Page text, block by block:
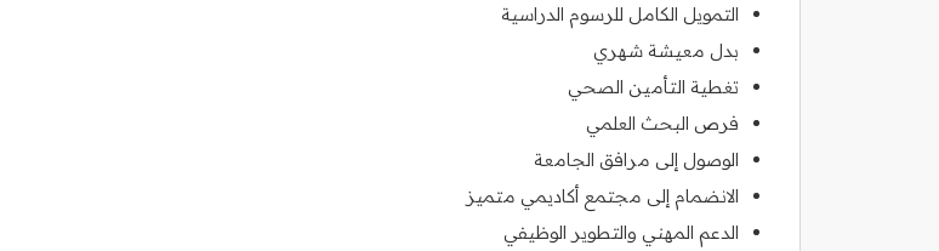
التمويل الكامل للرسوم الدراسية
بدل معيشة شهري
تغطية التأمين الصحي
فرص البحث العلمي
الوصول إلى مرافق الجامعة
الانضمام إلى مجتمع أكاديمي متميز
الدعم المهني والتطوير الوظيفي